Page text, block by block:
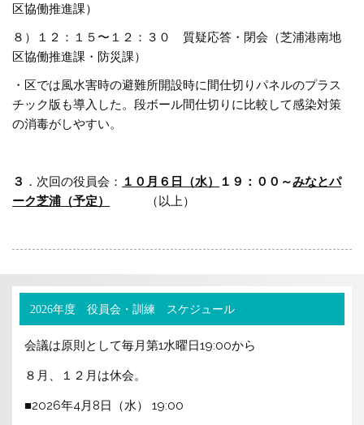
区協働推進課）
８）１２：１５〜１２：３０ 質疑応答・閉会（芝浦港南地
区協働推進課・防災課）
・区では風水害時の避難所開設時に間仕切りパネルのプラス
チック版も導入した。段ボール間仕切りに比較して感染対策
の消毒がしやすい。
３ ．次回の役員会： １０月６日（水） １９：００～みなとパ
ーク芝浦（予定）
（以上）
2026年度 役員会・訓練 スケジュール
会議は原則として毎月第1水曜日19:00から
８月、１２月は休会。
■2026年4月8日（水） 19:00